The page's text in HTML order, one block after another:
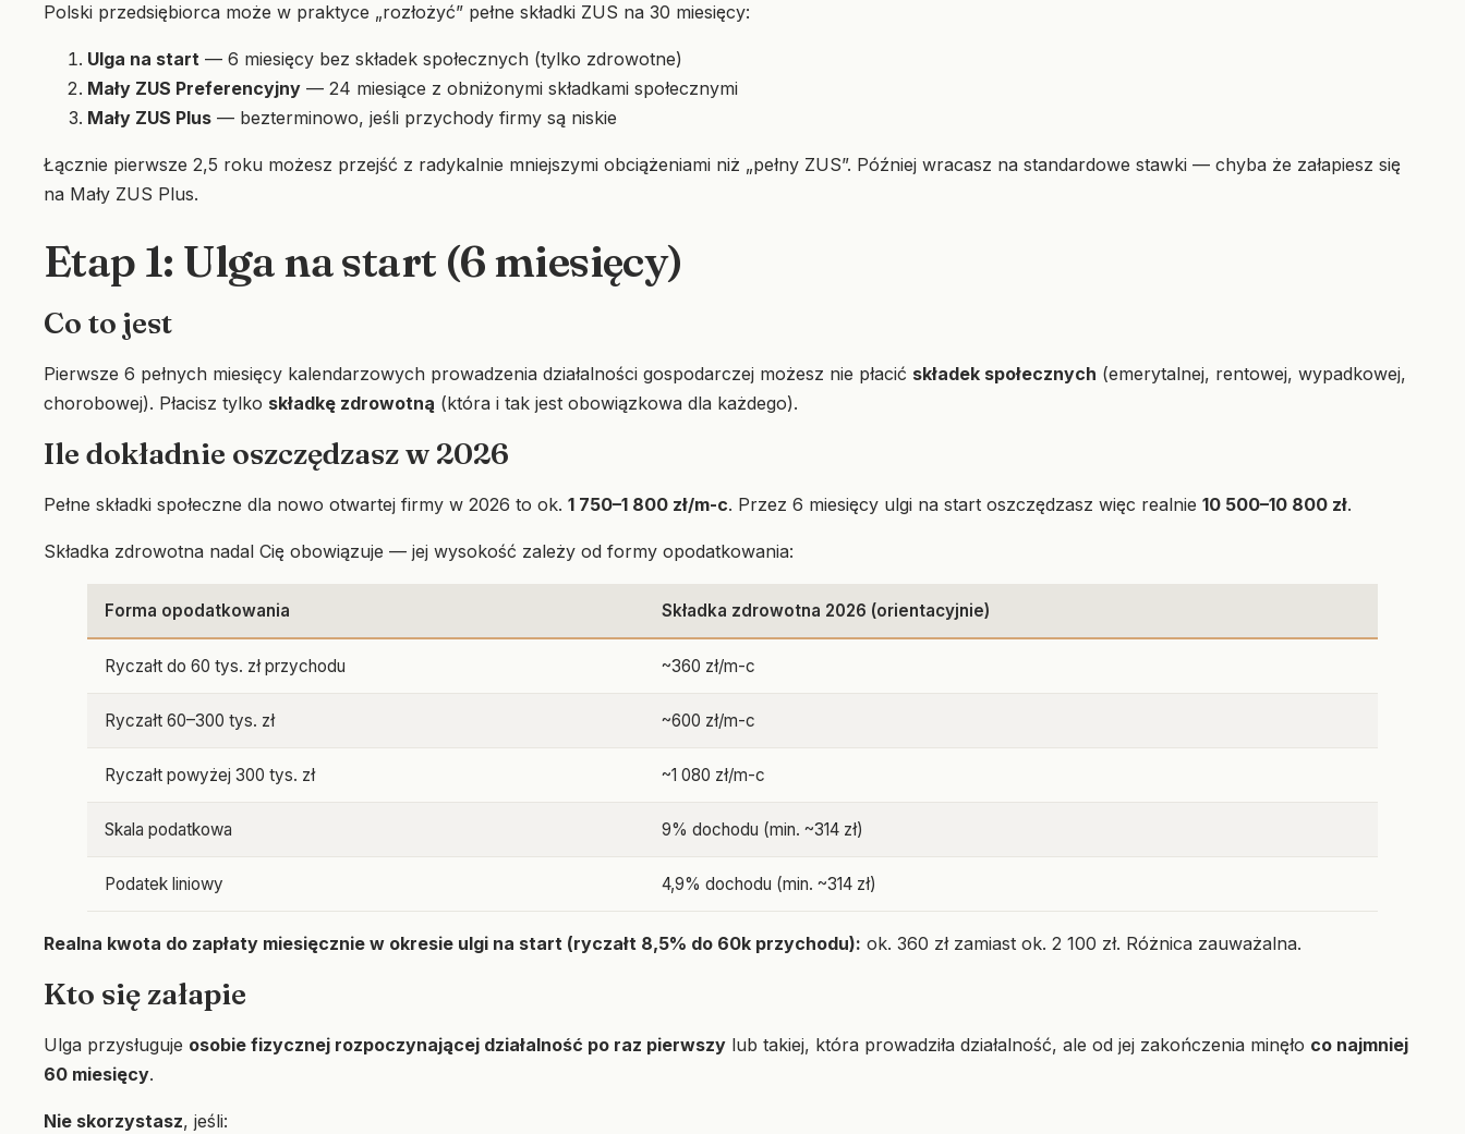
Polski przedsiębiorca może w praktyce „rozłożyć” pełne składki ZUS na 30 miesięcy:
Ulga na start — 6 miesięcy bez składek społecznych (tylko zdrowotne)
Mały ZUS Preferencyjny — 24 miesiące z obniżonymi składkami społecznymi
Mały ZUS Plus — bezterminowo, jeśli przychody firmy są niskie
Łącznie pierwsze 2,5 roku możesz przejść z radykalnie mniejszymi obciążeniami niż „pełny ZUS”. Później wracasz na standardowe stawki — chyba że załapiesz się
na Mały ZUS Plus.
Etap 1: Ulga na start (6 miesięcy)
Co to jest
Pierwsze 6 pełnych miesięcy kalendarzowych prowadzenia działalności gospodarczej możesz nie płacić składek społecznych (emerytalnej, rentowej, wypadkowej,
chorobowej). Płacisz tylko składkę zdrowotną (która i tak jest obowiązkowa dla każdego).
Ile dokładnie oszczędzasz w 2026
Pełne składki społeczne dla nowo otwartej firmy w 2026 to ok. 1 750–1 800 zł/m-c. Przez 6 miesięcy ulgi na start oszczędzasz więc realnie 10 500–10 800 zł.
Składka zdrowotna nadal Cię obowiązuje — jej wysokość zależy od formy opodatkowania:
Forma opodatkowania Składka zdrowotna 2026 (orientacyjnie)
Ryczałt do 60 tys. zł przychodu ~360 zł/m-c
Ryczałt 60–300 tys. zł ~600 zł/m-c
Ryczałt powyżej 300 tys. zł ~1 080 zł/m-c
Skala podatkowa 9% dochodu (min. ~314 zł)
Podatek liniowy 4,9% dochodu (min. ~314 zł)
Realna kwota do zapłaty miesięcznie w okresie ulgi na start (ryczałt 8,5% do 60k przychodu): ok. 360 zł zamiast ok. 2 100 zł. Różnica zauważalna.
Kto się załapie
Ulga przysługuje osobie fizycznej rozpoczynającej działalność po raz pierwszy lub takiej, która prowadziła działalność, ale od jej zakończenia minęło co najmniej
60 miesięcy.
Nie skorzystasz, jeśli: